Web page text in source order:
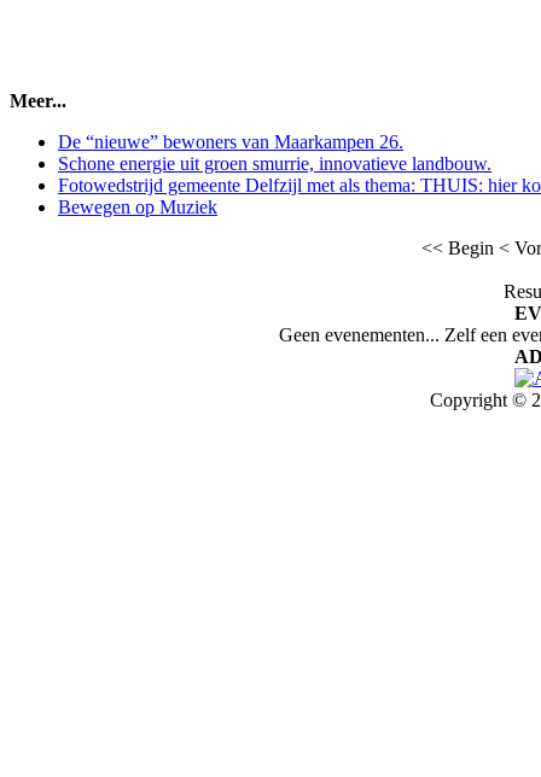
Meer...
De “nieuwe” bewoners van Maarkampen 26.
Schone energie uit groen smurrie, innovatieve landbouw.
Fotowedstrijd gemeente Delfzijl met als thema: THUIS: hier
Bewegen op Muziek
<< Begin <
Geen evenementen... Zelf een
Copyright ©